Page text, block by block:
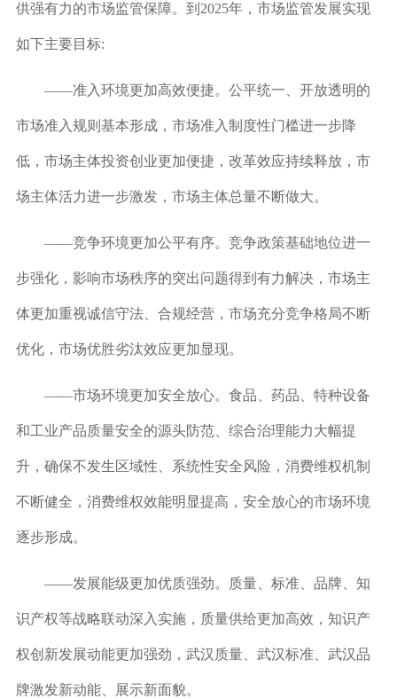
供强有力的市场监管保障。到2025年，市场监管发展实现
如下主要目标:
——准入环境更加高效便捷。 公平统一、开放透明的
市场准入规则基本形成，市场准入制度性门槛进一步降
低，市场主体投资创业更加便捷，改革效应持续释放，市
场主体活力进一步激发，市场主体总量不断做大。
——竞争环境更加公平有序。 竞争政策基础地位进一
步强化，影响市场秩序的突出问题得到有力解决，市场主
体更加重视诚信守法、合规经营，市场充分竞争格局不断
优化，市场优胜劣汰效应更加显现。
——市场环境更加安全放心。 食品、药品、特种设备
和工业产品质量安全的源头防范、综合治理能力大幅提
升，确保不发生区域性、系统性安全风险，消费维权机制
不断健全，消费维权效能明显提高，安全放心的市场环境
逐步形成。
——发展能级更加优质强劲。 质量、标准、品牌、知
识产权等战略联动深入实施，质量供给更加高效，知识产
权创新发展动能更加强劲，武汉质量、武汉标准、武汉品
牌激发新动能、展示新面貌。